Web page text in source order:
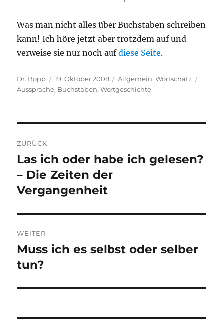
Was man nicht alles über Buchstaben schreiben
kann! Ich höre jetzt aber trotzdem auf und
verweise sie nur noch aufdiese Seite.
Autor
Dr. Bopp
Veröffentlicht
am
19. Oktober 2008 Kategorien
Allgemein,Wortschatz
Aussprache, Buchstaben,Wortgeschichte
ZURÜCK
Vorheriger
Beitrag:
Las ich oder habe ich gelesen?
– Die Zeiten der
Vergangenheit
WEITER
Nächster
Beitrag:
Muss ich es selbst oder selber
tun?